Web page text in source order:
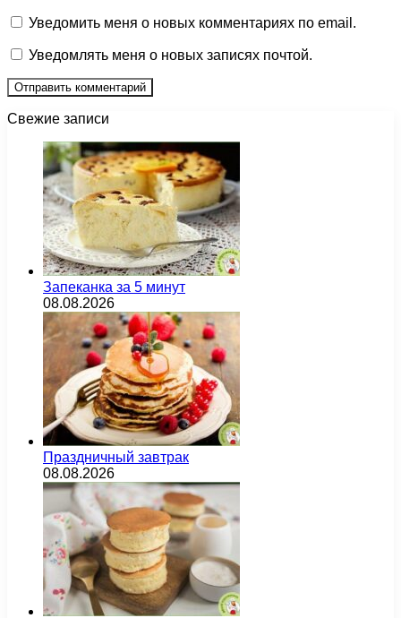
Уведомить меня о новых комментариях по email.
Уведомлять меня о новых записях почтой.
Свежие записи
Запеканка за 5 минут
08.08.2026
Праздничный завтрак
08.08.2026